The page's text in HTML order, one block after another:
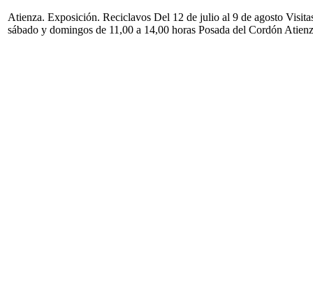
Atienza. Exposición. Reciclavos Del 12 de julio al 9 de agosto
sábado y domingos de 11,00 a 14,00 horas Posada del Cordón